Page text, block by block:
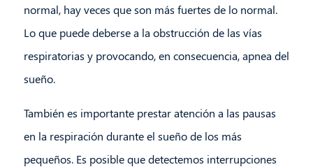
normal, hay veces que son más fuertes de lo normal.
Lo que puede deberse a la obstrucción de las vías
respiratorias y provocando, en consecuencia, apnea del
sueño.
También es importante prestar atención a las pausas
en la respiración durante el sueño de los más
pequeños. Es posible que detectemos interrupciones